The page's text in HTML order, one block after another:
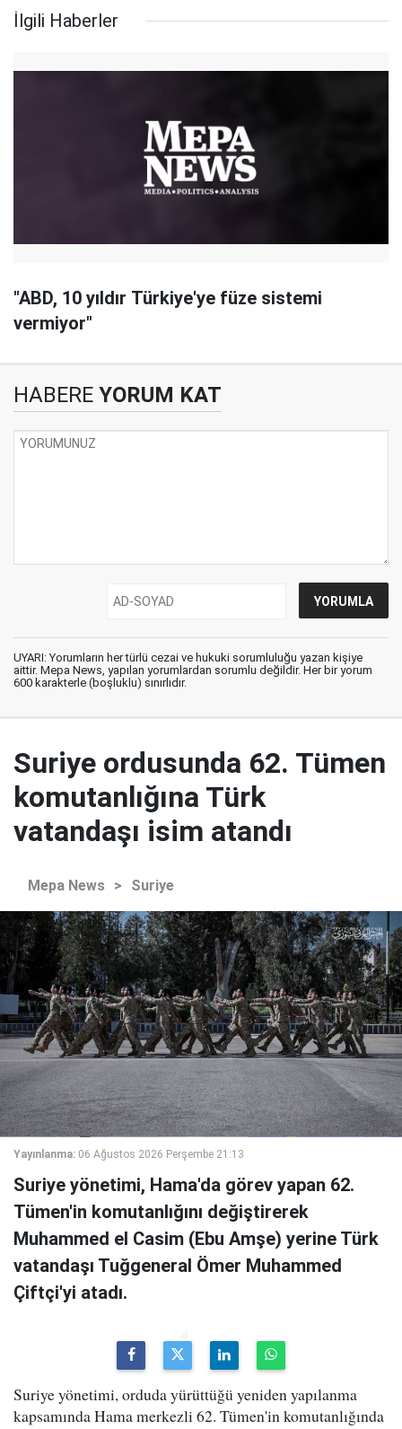
İlgili Haberler
"ABD, 10 yıldır Türkiye'ye füze sistemi
vermiyor"
HABERE YORUM KAT
UYARI: Yorumların her türlü cezai ve hukuki sorumluluğu yazan kişiye
aittir. Mepa News, yapılan yorumlardan sorumlu değildir. Her bir yorum
600 karakterle (boşluklu) sınırlıdır.
Suriye ordusunda 62. Tümen
komutanlığına Türk
vatandaşı isim atandı
Mepa News > Suriye
Yayınlanma: 06 Ağustos 2026 Perşembe 21:13
Suriye yönetimi, Hama'da görev yapan 62.
Tümen'in komutanlığını değiştirerek
Muhammed el Casim (Ebu Amşe) yerine Türk
vatandaşı Tuğgeneral Ömer Muhammed
Çiftçi'yi atadı.
Suriye yönetimi, orduda yürüttüğü yeniden yapılanma
kapsamında Hama merkezli 62. Tümen'in komutanlığında